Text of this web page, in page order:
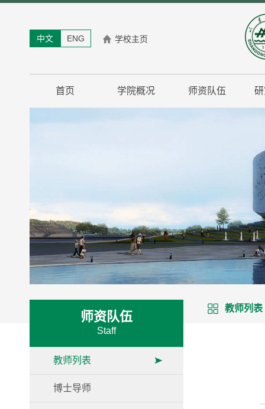
中文 ENG 学校主页
首页 学院概况 师资队伍
师资队伍
Staff
教师列表
博士导师
教师列表